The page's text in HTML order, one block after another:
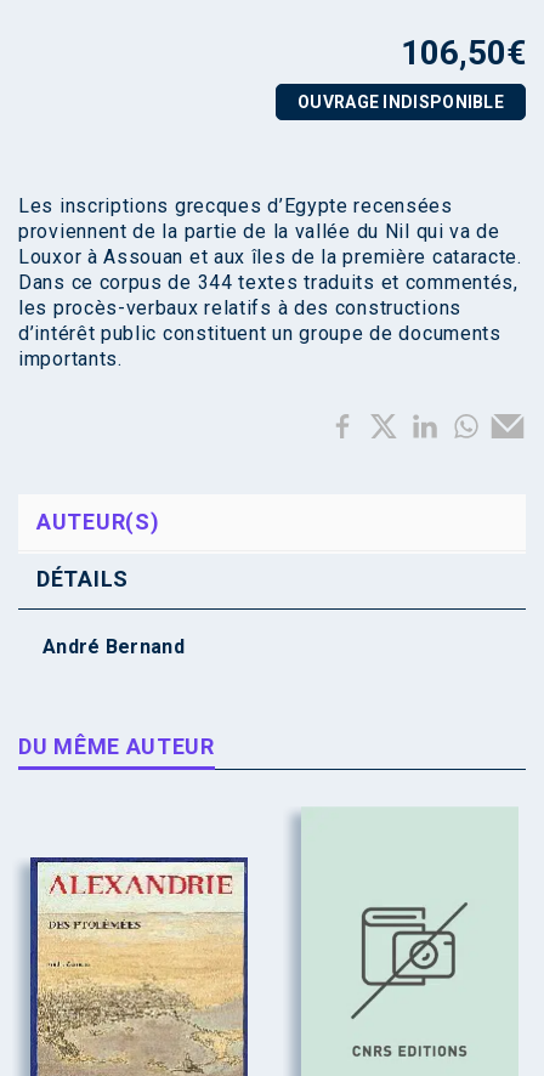
106,50€
OUVRAGE INDISPONIBLE
Les inscriptions grecques d’Egypte recensées
proviennent de la partie de la vallée du Nil qui va de
Louxor à Assouan et aux îles de la première cataracte.
Dans ce corpus de 344 textes traduits et commentés,
les procès-verbaux relatifs à des constructions
d’intérêt public constituent un groupe de documents
importants.
AUTEUR(S)
DÉTAILS
André Bernand
DU MÊME AUTEUR